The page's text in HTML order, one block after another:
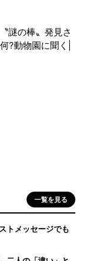
謎の棒〟発見さ
?動物園に聞く|
一覧を見る
トメッセージでも